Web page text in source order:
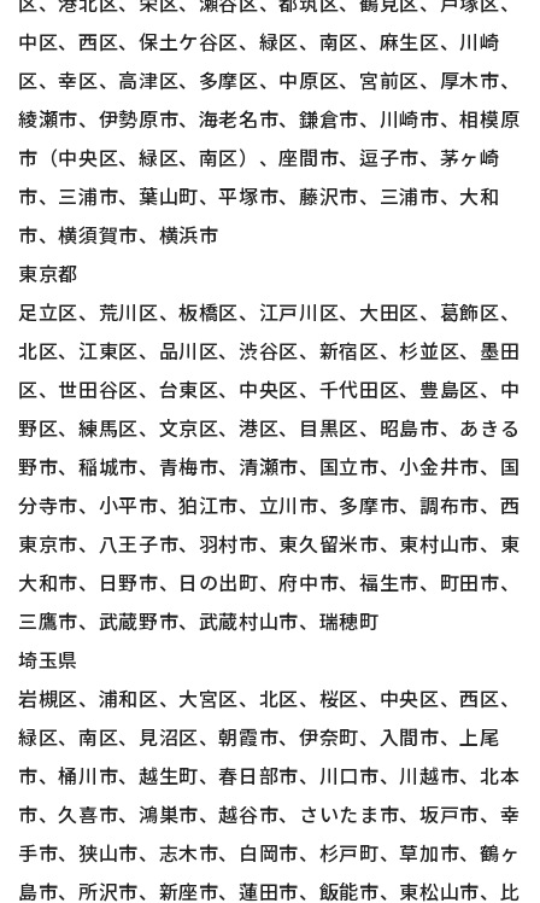
中区、西区、保土ケ谷区、緑区、南区、麻生区、川崎
区、幸区、高津区、多摩区、中原区、宮前区、厚木市、
綾瀬市、伊勢原市、海老名市、鎌倉市、川崎市、相模原
市（中央区、緑区、南区）、座間市、逗子市、茅ヶ崎
市、三浦市、葉山町、平塚市、藤沢市、三浦市、大和
市、横須賀市、横浜市
東京都
足立区、荒川区、板橋区、江戸川区、大田区、葛飾区、
北区、江東区、品川区、渋谷区、新宿区、杉並区、墨田
区、世田谷区、台東区、中央区、千代田区、豊島区、中
野区、練馬区、文京区、港区、目黒区、昭島市、あきる
野市、稲城市、青梅市、清瀬市、国立市、小金井市、国
分寺市、小平市、狛江市、立川市、多摩市、調布市、西
東京市、八王子市、羽村市、東久留米市、東村山市、東
大和市、日野市、日の出町、府中市、福生市、町田市、
三鷹市、武蔵野市、武蔵村山市、瑞穂町
埼玉県
岩槻区、浦和区、大宮区、北区、桜区、中央区、西区、
緑区、南区、見沼区、朝霞市、伊奈町、入間市、上尾
市、桶川市、越生町、春日部市、川口市、川越市、北本
市、久喜市、鴻巣市、越谷市、さいたま市、坂戸市、幸
手市、狭山市、志木市、白岡市、杉戸町、草加市、鶴ヶ
島市、所沢市、新座市、蓮田市、飯能市、東松山市、比